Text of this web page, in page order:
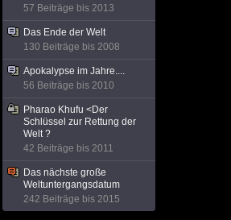
57 Beiträge bis 2013
Das Ende der Welt
130 Beiträge bis 2008
Apokalypse im Jahre....
56 Beiträge bis 2010
Pharao Khufu <Der
Schlüssel zur Rettung der
Welt ?
42 Beiträge bis 2011
Das nächste große
Weltuntergangsdatum
242 Beiträge bis 2015